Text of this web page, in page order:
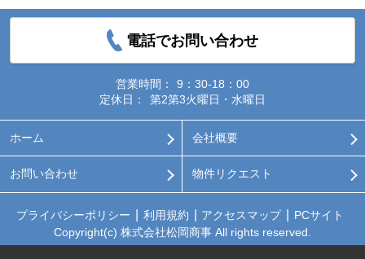
電話でお問い合わせ
営業時間：
9：30-18：00
定休日：
第2第3火曜日・水曜日
ホーム 会社概要
お問い合わせ 物件リクエスト
プライバシーポリシー 利用規約 アクセスマップ
PCサイト
Copyright(c) 株式会社松岡商事 All rights reserved.